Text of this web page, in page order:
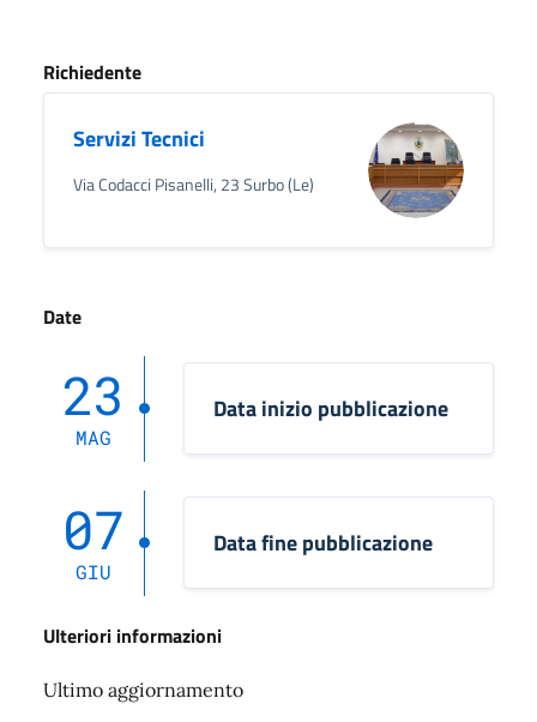
Richiedente
Servizi Tecnici
Via Codacci Pisanelli, 23 Surbo (Le)
Date
23
MAG
Data inizio pubblicazione
07
GIU
Data fine pubblicazione
Ulteriori informazioni
Ultimo aggiornamento